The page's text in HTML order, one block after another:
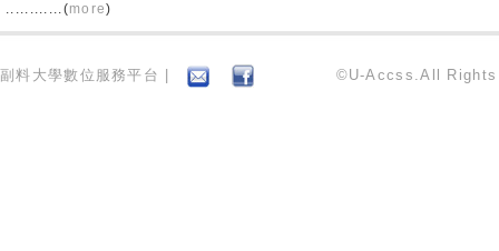
............(more)
副料大學數位服務平台 | ©U-Accss.All Rights